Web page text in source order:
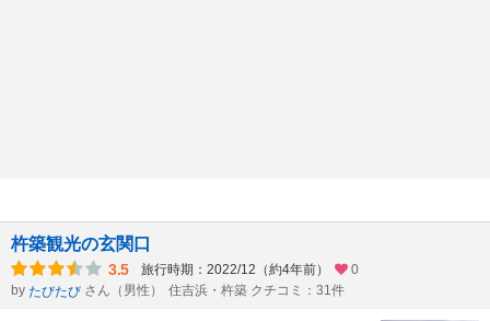
杵築観光の玄関口
3.5 旅行時期：2022/12（約4年前）
0
by たびたび さん（男性） 住吉浜・杵築 クチコミ：31件